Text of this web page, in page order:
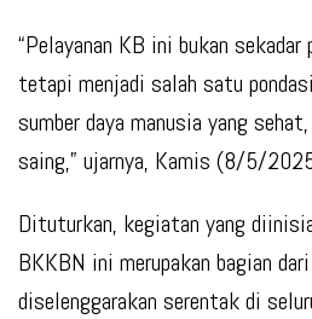
“Pelayanan KB ini bukan sekadar
tetapi menjadi salah satu
sumber daya manusia yang
saing,” ujarnya, Kamis (8/5/
Dituturkan, kegiatan yang
BKKBN ini merupakan bagian
diselenggarakan serentak di